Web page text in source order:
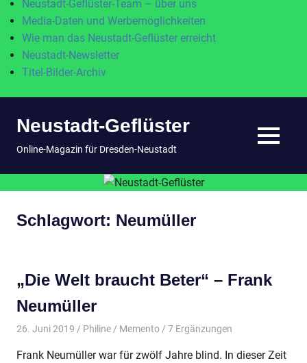
Neustadt-Geflüster-Team – über uns
Media-Daten und Werbemöglichkeiten
Wie man das Neustadt-Geflüster erreicht
Neustadt-Newsletter
Titel-Bilder-Archiv
InhaltNeustadt-Geflüster
Online-Magazin für Dresden-Neustadt MENÜ
Schlagwort: Neumüller
„Die Welt braucht Beter“ – Frank
Neumüller
26. Juni 2019 Philine Memento/ 7 Ergänzungen
Frank Neumüller war für zwölf Jahre blind. In dieser Zeit